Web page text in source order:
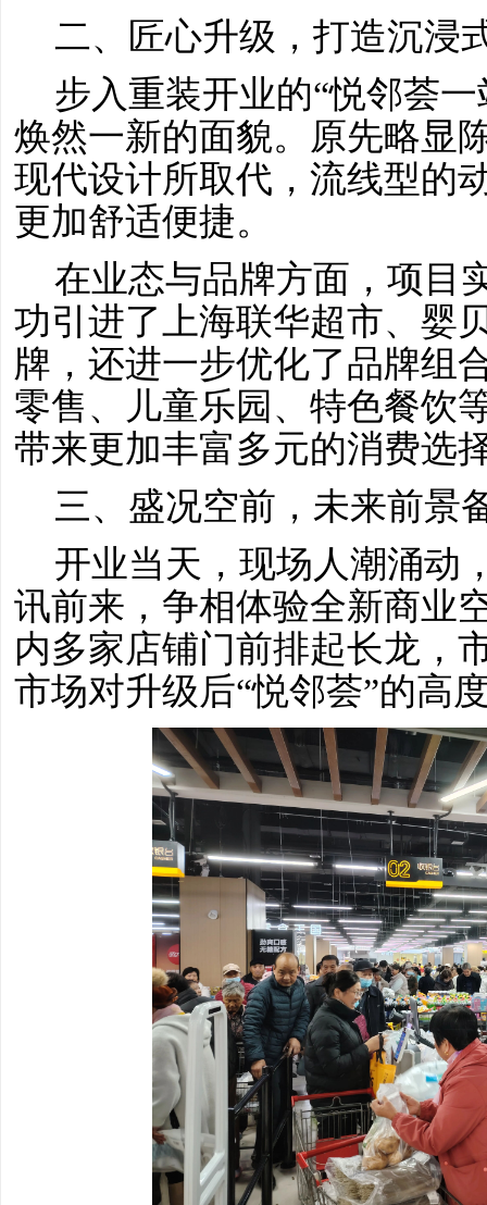
二、匠心升级，打造沉浸
步入重装开业的“悦邻荟
焕然一新的面貌。原先略显
现代设计所取代，流线型的
更加舒适便捷。
在业态与品牌方面，项目
功引进了上海联华超市、婴
牌，还进一步优化了品牌组
零售、儿童乐园、特色餐饮
带来更加丰富多元的消费选
三、盛况空前，未来前景
开业当天，现场人潮涌动
讯前来，争相体验全新商业
内多家店铺门前排起长龙，
市场对升级后“悦邻荟”的高